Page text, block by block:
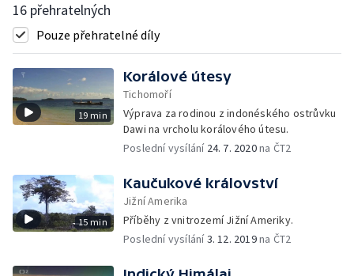
16 přehratelných
Pouze přehratelné díly
19 min
Korálové útesy
Tichomoří
Výprava za rodinou z indonéského ostrůvku
Dawi na vrcholu korálového útesu.
Poslední vysílání 24. 7. 2020na ČT2
15 min
Kaučukové království
Jižní Amerika
Příběhy z vnitrozemí Jižní Ameriky.
Poslední vysílání3. 12. 2019na ČT2